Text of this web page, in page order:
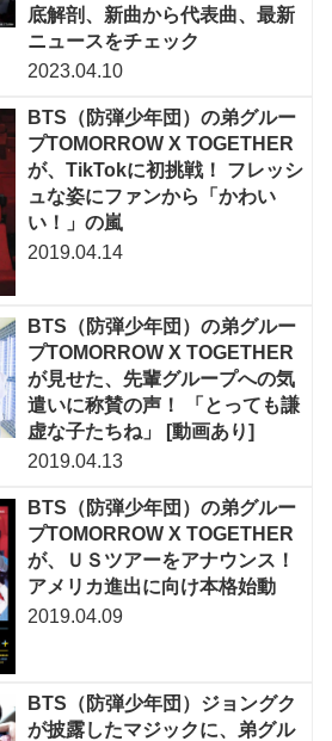
底解剖、新曲から代表曲、最新
ニュースをチェック
2023.04.10
BTS（防弾少年団）の弟グルー
プTOMORROW X TOGETHER
が、TikTokに初挑戦！ フレッシ
ュな姿にファンから「かわい
い！」の嵐
2019.04.14
BTS（防弾少年団）の弟グルー
プTOMORROW X TOGETHER
が見せた、先輩グループへの気
遣いに称賛の声！ 「とっても謙
虚な子たちね」 [動画あり]
2019.04.13
BTS（防弾少年団）の弟グルー
プTOMORROW X TOGETHER
が、ＵＳツアーをアナウンス！
アメリカ進出に向け本格始動
2019.04.09
BTS（防弾少年団）ジョングク
が披露したマジックに、弟グル